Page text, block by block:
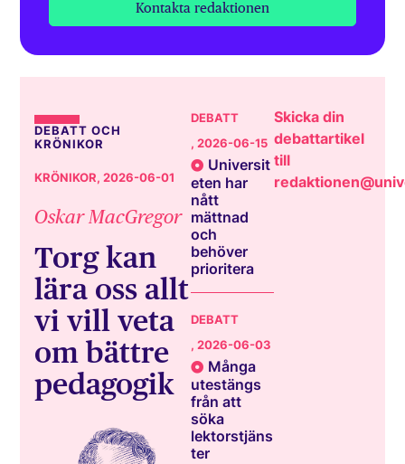
Kontakta redaktionen
DEBATT OCH
KRÖNIKOR
KRÖNIKOR, 2026-06-01
Oskar MacGregor
Torg kan
lära oss allt
vi vill veta
om bättre
pedagogik
DEBATT
, 2026-06-15
Universit
eten har
nått
mättnad
och
behöver
prioritera
DEBATT
, 2026-06-03
Många
utestängs
från att
söka
lektorstjäns
ter
Skicka din
debattartikel
till